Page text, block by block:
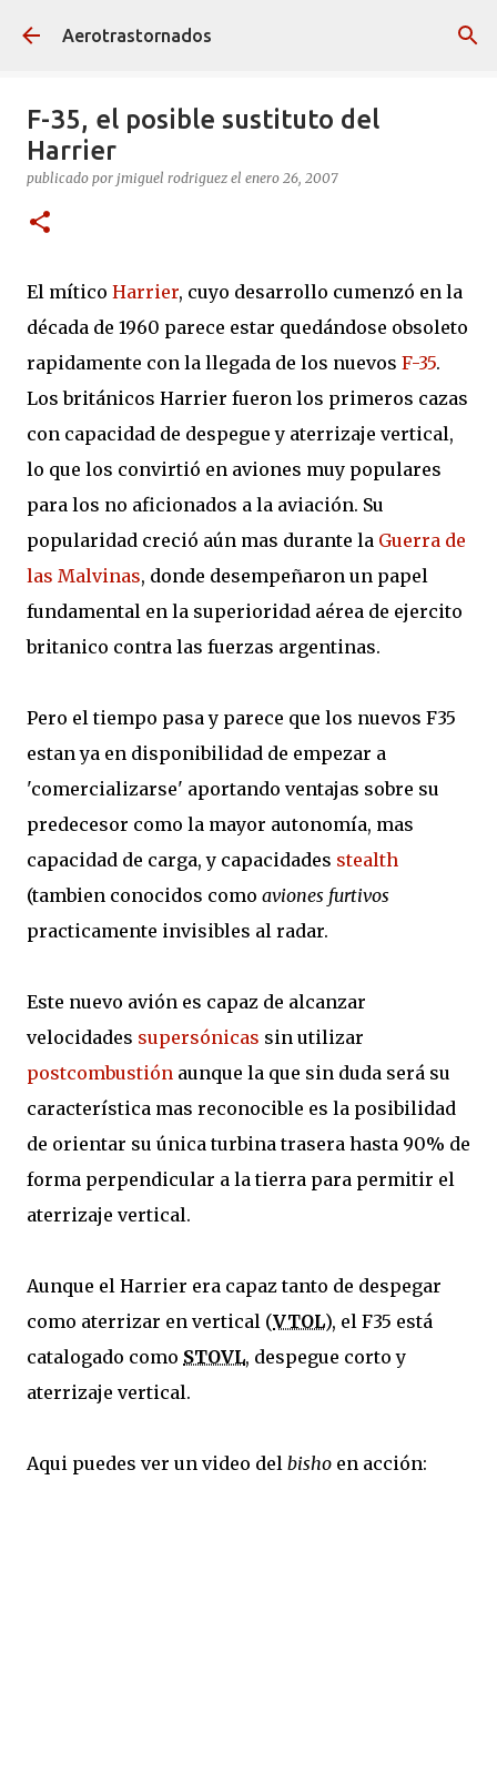
Ir al contenido principal
Aerotrastornados
F-35, el posible sustituto del
Harrier
publicado por jmiguel rodriguez el enero 26, 2007
El mítico Harrier, cuyo desarrollo cumenzó en la
década de 1960 parece estar quedándose obsoleto
rapidamente con la llegada de los nuevos F-35.
Los británicos Harrier fueron los primeros cazas
con capacidad de despegue y aterrizaje vertical,
lo que los convirtió en aviones muy populares
para los no aficionados a la aviación. Su
popularidad creció aún mas durante la Guerra de
las Malvinas, donde desempeñaron un papel
fundamental en la superioridad aérea de ejercito
britanico contra las fuerzas argentinas.
Pero el tiempo pasa y parece que los nuevos F35
estan ya en disponibilidad de empezar a
'comercializarse' aportando ventajas sobre su
predecesor como la mayor autonomía, mas
capacidad de carga, y capacidades stealth
(tambien conocidos como aviones furtivos
practicamente invisibles al radar.
Este nuevo avión es capaz de alcanzar
velocidades supersónicas sin utilizar
postcombustión aunque la que sin duda será su
característica mas reconocible es la posibilidad
de orientar su única turbina trasera hasta 90% de
forma perpendicular a la tierra para permitir el
aterrizaje vertical.
Aunque el Harrier era capaz tanto de despegar
como aterrizar en vertical (VTOL), el F35 está
catalogado como STOVL, despegue corto y
aterrizaje vertical.
Aqui puedes ver un video del bisho en acción: